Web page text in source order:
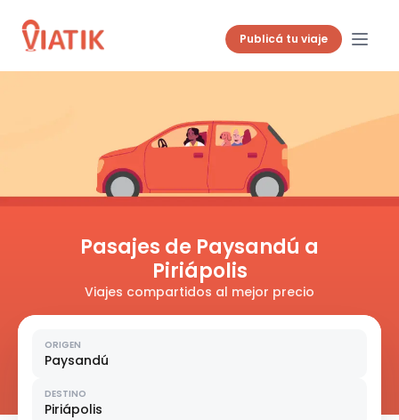
Publicá tu viaje
Pasajes de Paysandú a
Piriápolis
Viajes compartidos al mejor precio
ORIGEN
Paysandú
DESTINO
Piriápolis